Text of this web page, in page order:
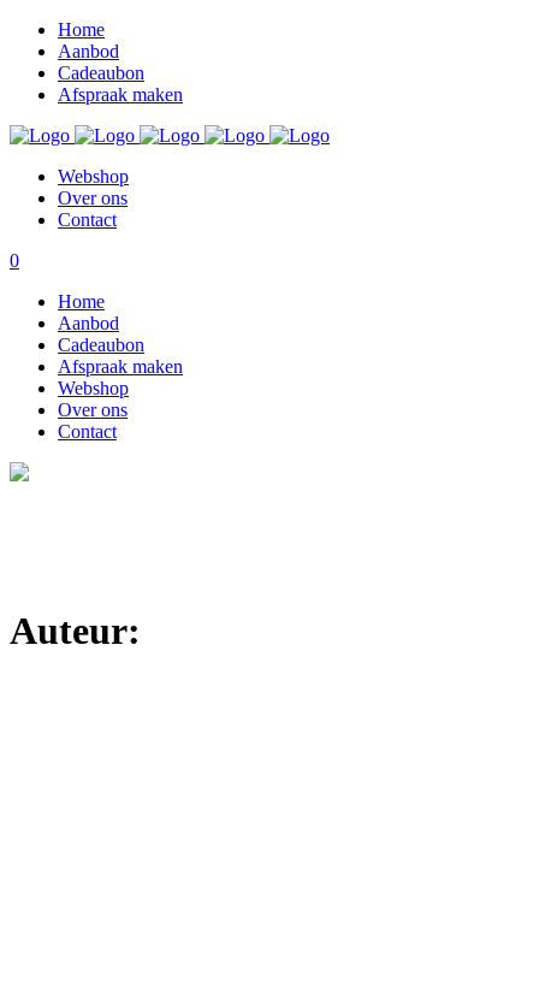
Home
Aanbod
Cadeaubon
Afspraak maken
Webshop
Over ons
Contact
0
Home
Aanbod
Cadeaubon
Afspraak maken
Webshop
Over ons
Contact
Auteur: